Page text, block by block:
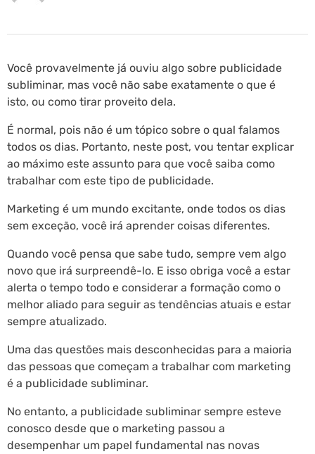
Você provavelmente já ouviu algo sobre publicidade
subliminar, mas você não sabe exatamente o que é
isto, ou como tirar proveito dela.
É normal, pois não é um tópico sobre o qual falamos
todos os dias. Portanto, neste post, vou tentar explicar
ao máximo este assunto para que você saiba como
trabalhar com este tipo de publicidade.
Marketing é um mundo excitante, onde todos os dias
sem exceção, você irá aprender coisas diferentes.
Quando você pensa que sabe tudo, sempre vem algo
novo que irá surpreendê-lo. E isso obriga você a estar
alerta o tempo todo e considerar a formação como o
melhor aliado para seguir as tendências atuais e estar
sempre atualizado.
Uma das questões mais desconhecidas para a maioria
das pessoas que começam a trabalhar com marketing
é a publicidade subliminar.
No entanto, a publicidade subliminar sempre esteve
conosco desde que o marketing passou a
desempenhar um papel fundamental nas novas